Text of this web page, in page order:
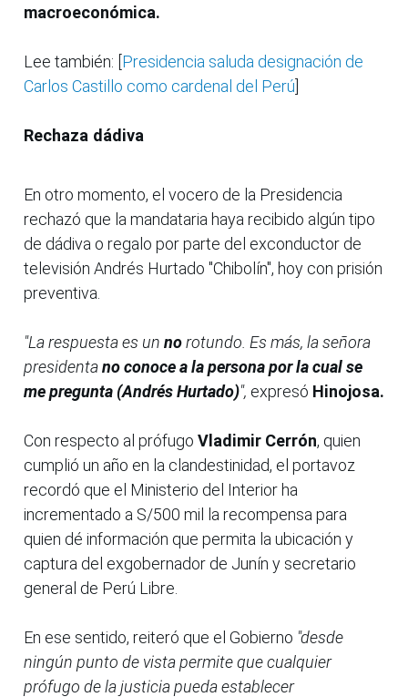
macroeconómica.
Lee también: [Presidencia saluda designación de
Carlos Castillo como cardenal del Perú]
Rechaza dádiva
En otro momento, el vocero de la Presidencia
rechazó que la mandataria haya recibido algún tipo
de dádiva o regalo por parte del exconductor de
televisión Andrés Hurtado "Chibolín", hoy con prisión
preventiva.
"La respuesta es un norotundo. Es más, la señora
presidentano conoce a la persona por la cual se
me pregunta (Andrés Hurtado)", expresó Hinojosa.
Con respecto al prófugo Vladimir Cerrón, quien
cumplió un año en la clandestinidad, el portavoz
recordó que el Ministerio del Interior ha
incrementado a S/500 mil la recompensa para
quien dé información que permita la ubicación y
captura del exgobernador de Junín y secretario
general de Perú Libre.
En ese sentido, reiteró que el Gobierno "desde
ningún punto de vista permite que cualquier
prófugo de la justicia pueda establecer